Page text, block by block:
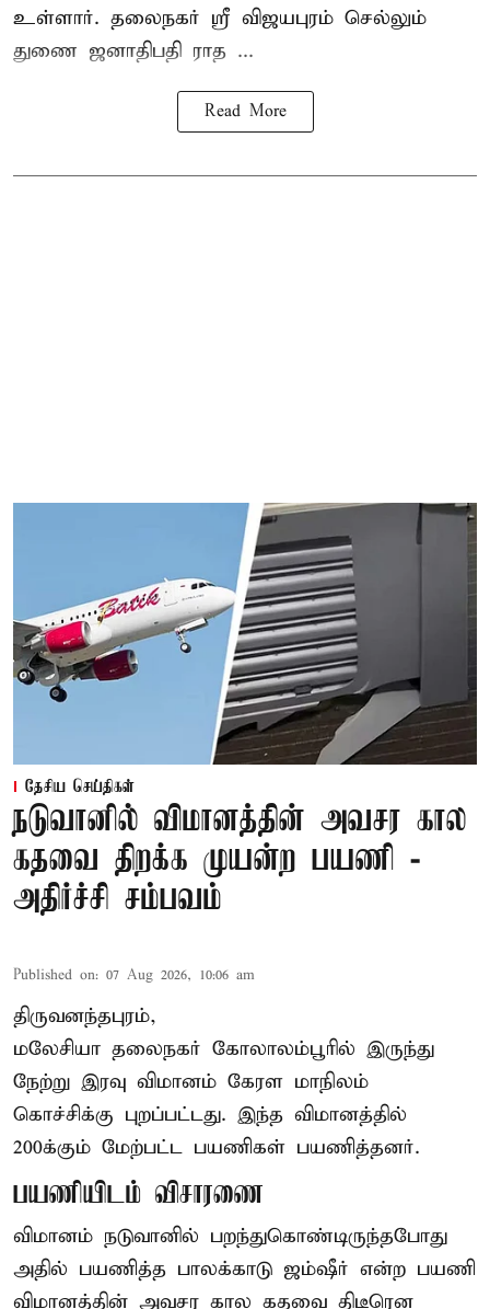
உள்ளார். தலைநகர் ஸ்ரீ விஜயபுரம் செல்லும்
துணை ஜனாதிபதி ராத ...
Read More
தேசிய செய்திகள்
நடுவானில் விமானத்தின் அவசர கால
கதவை திறக்க முயன்ற பயணி -
அதிர்ச்சி சம்பவம்
Published on: 07 Aug 2026, 10:06 am
திருவனந்தபுரம்,
மலேசியா தலைநகர் கோலாலம்பூரில் இருந்து
நேற்று இரவு விமானம் கேரள மாநிலம்
கொச்சிக்கு புறப்பட்டது. இந்த விமானத்தில்
200க்கும் மேற்பட்ட பயணிகள் பயணித்தனர்.
பயணியிடம் விசாரணை
விமானம் நடுவானில் பறந்துகொண்டிருந்தபோது
அதில் பயணித்த பாலக்காடு ஜம்ஷீர் என்ற பயணி
விமானத்தின் அவசர கால கதவை திடீரென